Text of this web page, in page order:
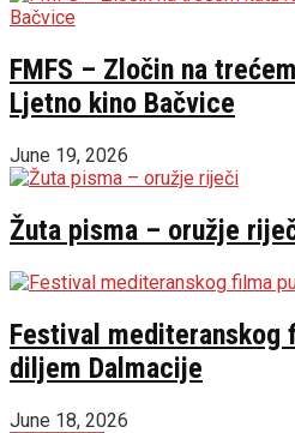
FMFS – Zločin na
Ljetno kino Bačvice
June 19, 2026
Žuta pisma – oružje
Festival mediteranskog
diljem Dalmacije
June 18, 2026